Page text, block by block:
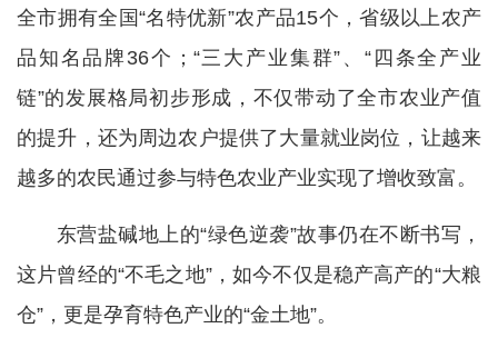
全市拥有全国“名特优新”农产品15个，省级以上农产
品知名品牌36个；“三大产业集群”、“四条全产业
链”的发展格局初步形成，不仅带动了全市农业产值
的提升，还为周边农户提供了大量就业岗位，让越来
越多的农民通过参与特色农业产业实现了增收致富。
东营盐碱地上的“绿色逆袭”故事仍在不断书写，
这片曾经的“不毛之地”，如今不仅是稳产高产的“大粮
仓”，更是孕育特色产业的“金土地”。